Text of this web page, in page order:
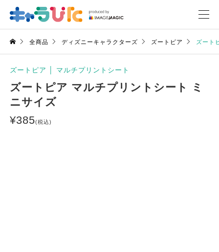
全商品 ディズニーキャラクターズ ズートピア ズート
ズートピア マルチプリントシート
ズートピア マルチプリントシート ミ
ニサイズ
¥385(税込)